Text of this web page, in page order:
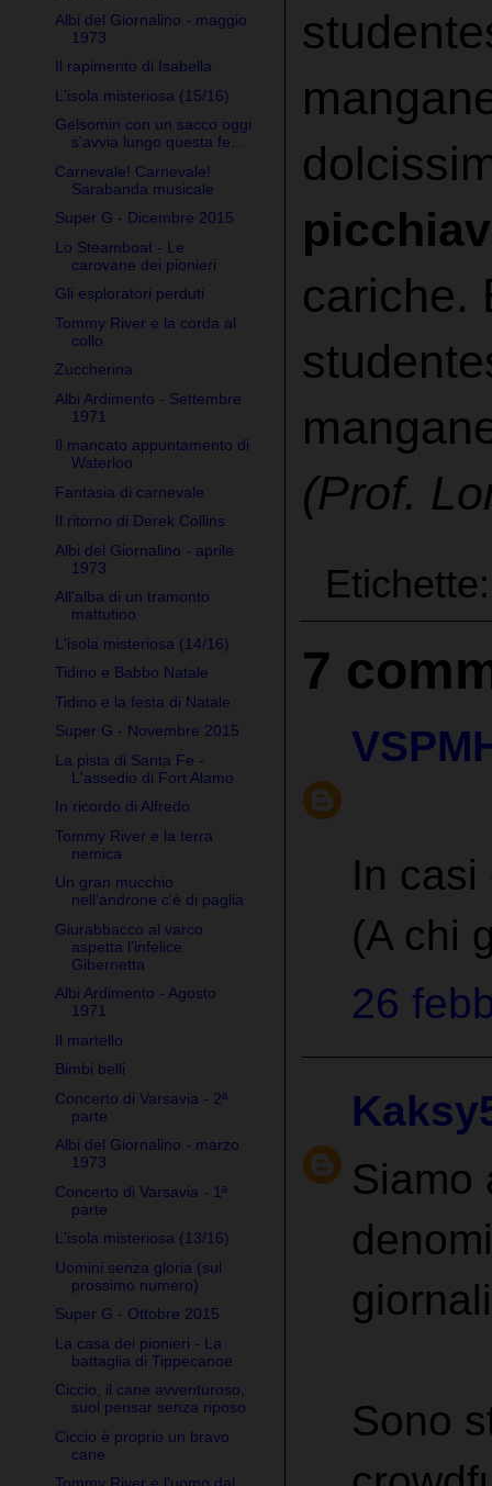
cariche.
(Prof.
7
In
(A chi
26
Siamo
Sono
Albi del Giornalino - maggio
1973
Il rapimento di Isabella
L'isola misteriosa (15/16)
Gelsomin con un sacco oggi
s'avvia lungo questa fe...
Carnevale! Carnevale!
Sarabanda musicale
Super G - Dicembre 2015
Lo Steamboat - Le
carovane dei pionieri
Gli esploratori perduti
Tommy River e la corda al
collo
Zuccherina
Albi Ardimento - Settembre
1971
Il mancato appuntamento di
Waterloo
Fantasia di carnevale
Il ritorno di Derek Collins
Albi del Giornalino - aprile
1973
All'alba di un tramonto
mattutino
L'isola misteriosa (14/16)
Tidino e Babbo Natale
Tidino e la festa di Natale
Super G - Novembre 2015
La pista di Santa Fe -
L'assedio di Fort Alamo
In ricordo di Alfredo
Tommy River e la terra
nemica
Un gran mucchio
nell'androne c'è di paglia
Giurabbacco al varco
aspetta l'infelice
Gibernetta
Albi Ardimento - Agosto
1971
Il martello
Bimbi belli
Concerto di Varsavia - 2ª
parte
Albi del Giornalino - marzo
1973
Concerto di Varsavia - 1ª
parte
L'isola misteriosa (13/16)
Uomini senza gloria (sul
prossimo numero)
Super G - Ottobre 2015
La casa dei pionieri - La
battaglia di Tippecanoe
Ciccio, il cane avventuroso,
suol pensar senza riposo
Ciccio è proprio un bravo
cane